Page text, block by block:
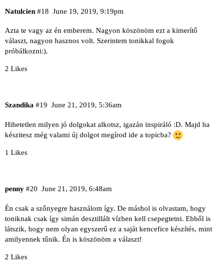
Natulcien June 19, 2019, 9:19pm
#18
Azta te vagy az én emberem. Nagyon köszönöm ezt a kimerítő
választ, nagyon hasznos volt. Szerintem tonikkal fogok
próbálkozni:).
2 Likes
Szandika June 21, 2019, 5:36am
#19
Hihetetlen milyen jó dolgokat alkotsz, igazán inspiráló :D. Majd ha
készitesz még valami új dolgot megírod ide a topicba?
1 Likes
penny June 21, 2019, 6:48am
#20
Én csak a szőnyegre használom így. De máshol is olvastam, hogy
toniknak csak így simán desztillált vízben kell csepegtetni. Ebből is
látszik, hogy nem olyan egyszerű ez a saját kencefice készítés, mint
amilyennek tűnik. Én is köszönöm a választ!
2 Likes